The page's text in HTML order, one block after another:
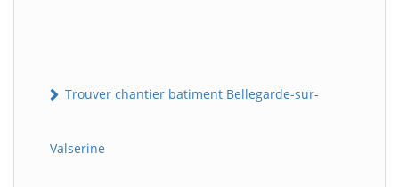
Trouver chantier batiment Bellegarde-sur-
Valserine